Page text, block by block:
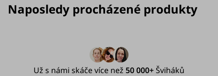
Naposledy procházené produkty
Už s námi skáče více než 50 000+Šviháků